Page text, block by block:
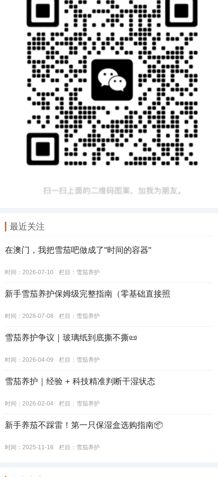
最近关注
在澳门，我把雪茄吧做成了"时间的容器"
时间：2026-07-10 栏目： 雪茄养护
新手雪茄养护保姆级完整指南（零基础直接照
时间：2026-07-08 栏目： 雪茄养护
雪茄养护争议｜玻璃纸到底撕不撕📜
时间：2026-04-09 栏目： 雪茄养护
雪茄养护｜经验 + 科技精准判断干湿状态
时间：2026-02-04 栏目： 雪茄养护
新手养茄不踩雷！第一只保湿盒选购指南📦
时间：2025-11-18 栏目： 雪茄养护